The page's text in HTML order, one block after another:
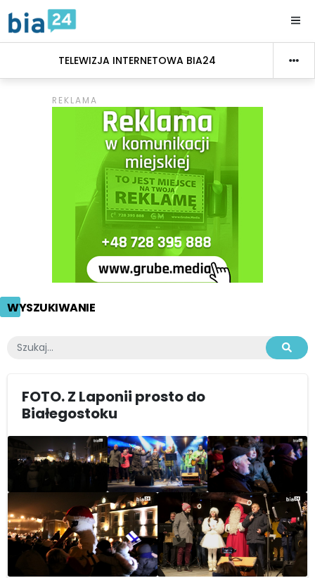
TELEWIZJA INTERNETOWA BIA24
WYSZUKIWANIE
FOTO. Z Laponii prosto do
Białegostoku